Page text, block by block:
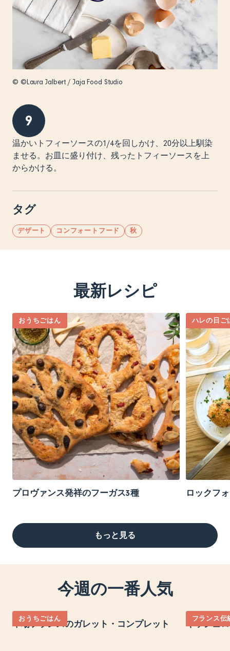
© ©Laura Jalbert / Jaja Food Studio
9
温かいトフィーソースの1/4を回しかけ、20分以上馴染
ませる。お皿に盛り付け、残ったトフィーソースを上
からかける。
タグ
デザート コンフォートフード 秋
最新レシピ
おうちごはん
プロヴァンス発祥のフーガス3種
ハレの日ご
ロックフ
もっと見る
今週の一番人気
おうちごはん
本場フランスのガレット・コンプレット
フランス伝
キッシュ